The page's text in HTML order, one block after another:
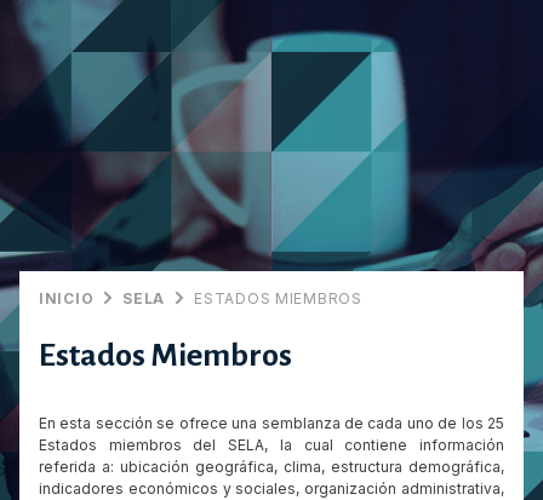
INICIO SELA ESTADOS MIEMBROS
Estados Miembros
En esta sección se ofrece una semblanza de cada uno de los 25
Estados miembros del SELA, la cual contiene información
referida a: ubicación geográfica, clima, estructura demográfica,
indicadores económicos y sociales, organización administrativa,